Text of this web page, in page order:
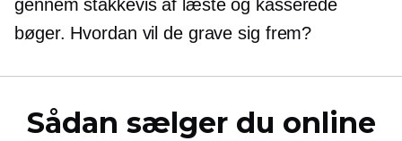
gennem stakkevis af læste og kasserede
bøger. Hvordan vil de grave sig frem?
Sådan sælger du online